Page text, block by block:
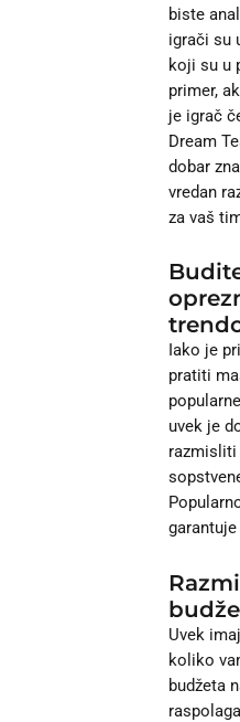
biste
igrači su
koji su u
primer,
je igrač
Dream
dobar
vredan
za vaš
Iako je
pratiti
uvek je
razmisliti
garantuje
Uvek
koliko
budžeta